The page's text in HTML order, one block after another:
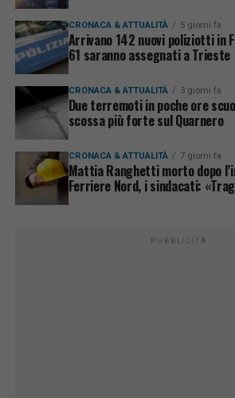
CRONACA & ATTUALITÀ 5 giorni fa
Arrivano 142 nuovi poliziotti in
61 saranno assegnati a Trieste
CRONACA & ATTUALITÀ 3 giorni fa
Due terremoti in poche ore
scossa più forte sul Quarnero
CRONACA & ATTUALITÀ 7 giorni fa
Mattia Ranghetti morto dopo
Ferriere Nord, i sindacati:
PUBBLICITÀ